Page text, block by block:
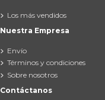
Los más vendidos
Nuestra Empresa
Envío
Términos y condiciones
Sobre nosotros
Contáctanos